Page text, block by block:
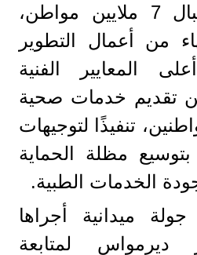
المستهدفة لاستقبال 7 ملايين مواطن،
من أعمال التطوير
المعايير الفنية
تقديم خدمات صحية
تنفيذًا لتوجيهات
بتوسيع مظلة الحماية
الخدمات الطبية.
ميدانية أجراها
ديرمواس لمتابعة